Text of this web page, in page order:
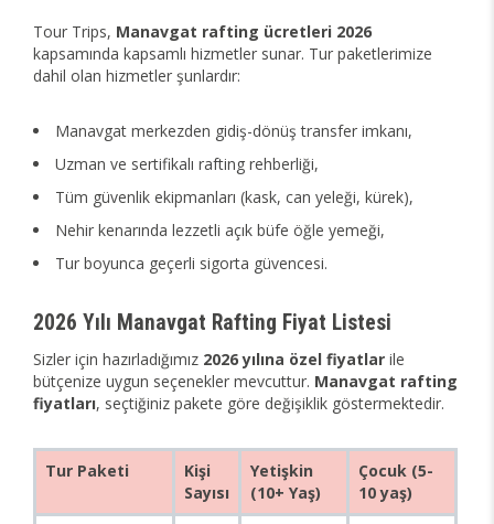
Tour Trips, Manavgat rafting ücretleri 2026
kapsamında kapsamlı hizmetler sunar. Tur paketlerimize
dahil olan hizmetler şunlardır:
Manavgat merkezden gidiş-dönüş transfer imkanı,
Uzman ve sertifikalı rafting rehberliği,
Tüm güvenlik ekipmanları (kask, can yeleği, kürek),
Nehir kenarında lezzetli açık büfe öğle yemeği,
Tur boyunca geçerli sigorta güvencesi.
2026 Yılı Manavgat Rafting Fiyat Listesi
Sizler için hazırladığımız 2026 yılına özel fiyatlar ile
bütçenize uygun seçenekler mevcuttur. Manavgat rafting
fiyatları, seçtiğiniz pakete göre değişiklik göstermektedir.
Tur Paketi
Kişi
Sayısı
Yetişkin
(10+ Yaş)
Çocuk (5-
10 yaş)